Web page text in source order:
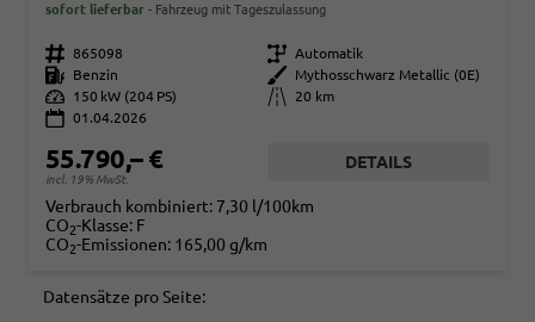
sofort lieferbar Fahrzeug mit Tageszulassung
Fahrzeugnr. 865098 Getriebe Automatik
Kraftstoff
Benzin Außenfarbe
Mythosschwarz Metallic (0E)
Leistung
150 kW (204 PS) Kilometerstand
20 km
01.04.2026
55.790,– €
incl. 19% MwSt.
DETAILS
Verbrauch kombiniert: 7,30 l/100km
CO2-Klasse: F
CO2-Emissionen: 165,00 g/km
Datensätze pro Seite: